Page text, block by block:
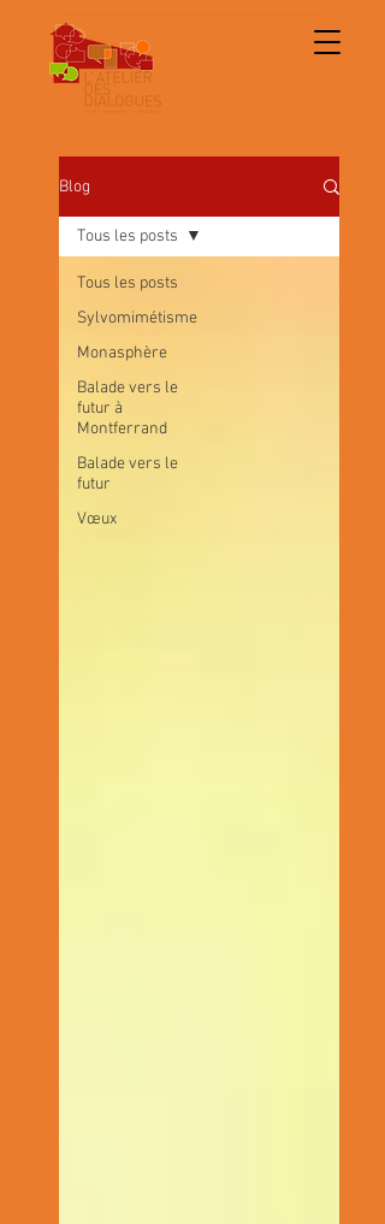
Blog
Tous les posts
Sylvomimétisme
Monasphère
Balade vers le
futur à
Montferrand
Balade vers le
futur
Vœux
Tous les posts